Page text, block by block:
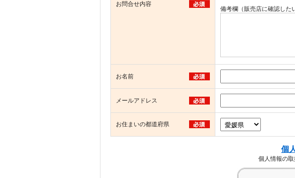
お問合せ内容
備考欄（販売店に確認した
お名前
メールアドレス
お住まいの都道府県
個
個人情報の取